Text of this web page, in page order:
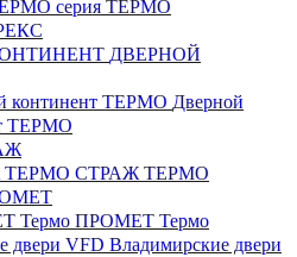
серия ТЕРМО
ДВЕРНОЙ
Дверной
ТЕРМО
СТРАЖ ТЕРМО
ПРОМЕТ Термо
Владимирские двери